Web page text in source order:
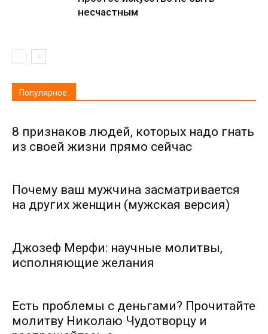
несчастным
Популярное:
8 признаков людей, которых надо гнать
из своей жизни прямо сейчас
Почему ваш мужчина засматривается
на других женщин (мужская версия)
Джозеф Мерфи: научные молитвы,
исполняющие желания
Есть проблемы с деньгами? Прочитайте
молитву Николаю Чудотворцу и